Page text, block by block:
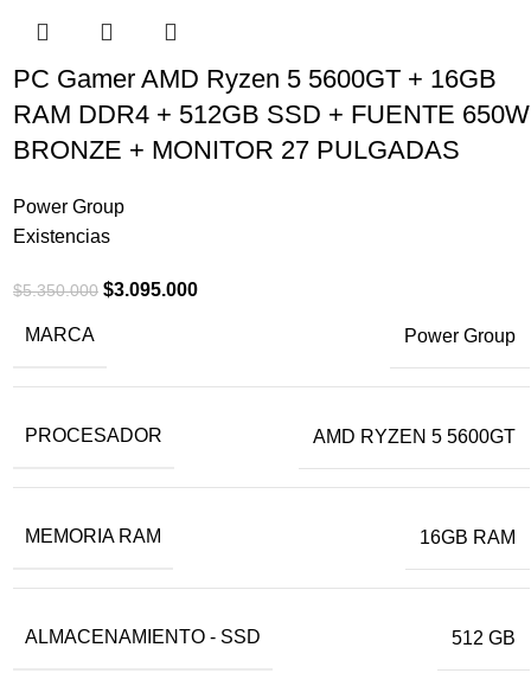
PC Gamer AMD Ryzen 5 5600GT + 16GB
RAM DDR4 + 512GB SSD + FUENTE 650W
BRONZE + MONITOR 27 PULGADAS
Power Group
Existencias
$5.350.000 $3.095.000
MARCA Power Group
PROCESADOR AMD RYZEN 5 5600GT
MEMORIA RAM 16GB RAM
ALMACENAMIENTO - SSD 512 GB